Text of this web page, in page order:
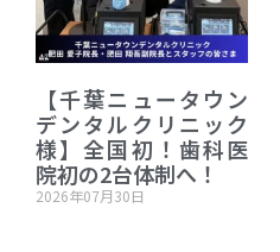
【千葉ニュータウン
デンタルクリニック
様】全国初！歯科医
院初の2台体制へ！
2026年07月30日